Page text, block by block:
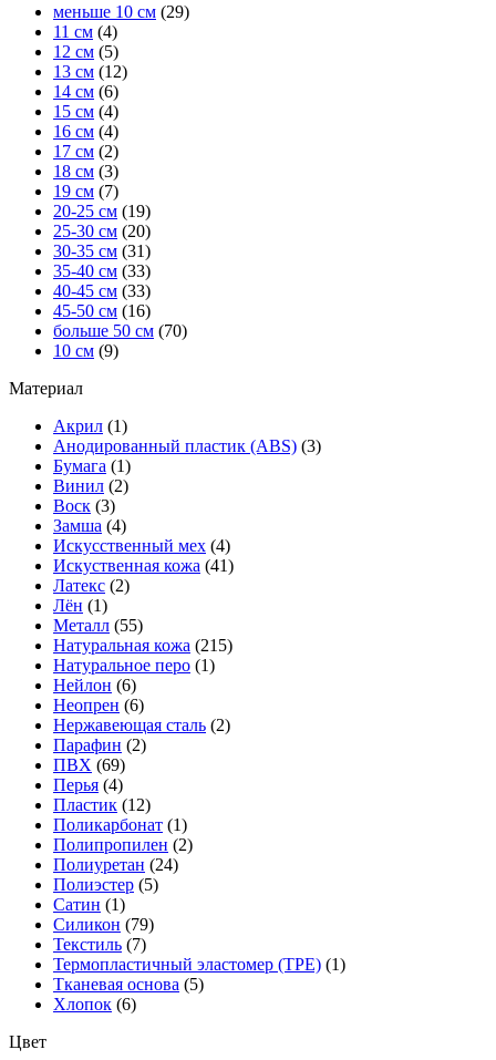
меньше 10 см (29)
11 см (4)
12 см (5)
13 см (12)
14 см (6)
15 см (4)
16 см (4)
17 см (2)
18 см (3)
19 см (7)
20-25 см (19)
25-30 см (20)
30-35 см (31)
35-40 см (33)
40-45 см (33)
45-50 см (16)
больше 50 см (70)
10 см (9)
Материал
Акрил (1)
Анодированный пластик (ABS) (3)
Бумага (1)
Винил (2)
Воск (3)
Замша (4)
Искусственный мех (4)
Искуственная кожа (41)
Латекс (2)
Лён (1)
Металл (55)
Натуральная кожа (215)
Натуральное перо (1)
Нейлон (6)
Неопрен (6)
Нержавеющая сталь (2)
Парафин (2)
ПВХ (69)
Перья (4)
Пластик (12)
Поликарбонат (1)
Полипропилен (2)
Полиуретан (24)
Полиэстер (5)
Сатин (1)
Силикон (79)
Текстиль (7)
Термопластичный эластомер (TPE) (1)
Тканевая основа (5)
Хлопок (6)
Цвет